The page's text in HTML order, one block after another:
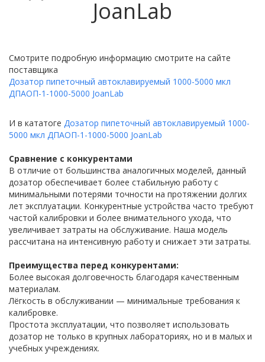
JoanLab
Смотрите подробную информацию смотрите на сайте
поставщика
Дозатор пипеточный автоклавируемый 1000-5000 мкл
ДПАОП-1-1000-5000 JoanLab
И в кататоге Дозатор пипеточный автоклавируемый 1000-
5000 мкл ДПАОП-1-1000-5000 JoanLab
Сравнение с конкурентами
В отличие от большинства аналогичных моделей, данный
дозатор обеспечивает более стабильную работу с
минимальными потерями точности на протяжении долгих
лет эксплуатации. Конкурентные устройства часто требуют
частой калибровки и более внимательного ухода, что
увеличивает затраты на обслуживание. Наша модель
рассчитана на интенсивную работу и снижает эти затраты.
Преимущества перед конкурентами:
Более высокая долговечность благодаря качественным
материалам.
Лёгкость в обслуживании — минимальные требования к
калибровке.
Простота эксплуатации, что позволяет использовать
дозатор не только в крупных лабораториях, но и в малых и
учебных учреждениях.